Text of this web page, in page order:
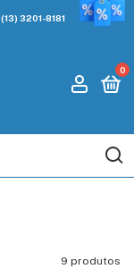
(13) 3201-8181
0
9 produtos